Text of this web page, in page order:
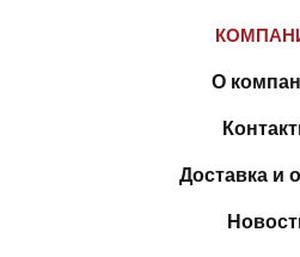
О
Доставка и